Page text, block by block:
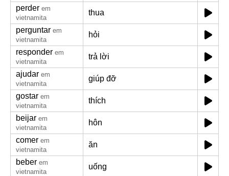
perder em
vietnamita
thua
perguntar em
vietnamita
hỏi
responder em
vietnamita
trả lời
ajudar em
vietnamita
giúp đỡ
gostar em
vietnamita
thích
beijar em
vietnamita
hôn
comer em
vietnamita
ăn
beber em
vietnamita
uống